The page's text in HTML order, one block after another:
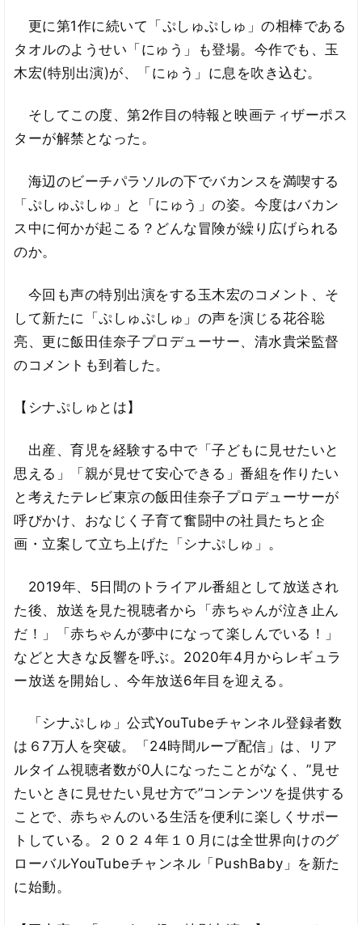
更に第1作に続いて「ぷしゅぷしゅ」の相棒である
タオルのようせい「にゅう」も登場。今作でも、玉
木宏(特別出演)が、「にゅう」に息を吹き込む。
そしてこの度、第2作目の特報と映画ティザーポス
ターが解禁となった。
海辺のビーチパラソルの下でバカンスを満喫する
「ぷしゅぷしゅ」と「にゅう」の姿。今度はバカン
ス中に何かが起こる？どんな冒険が繰り広げられる
のか。
今回も声の特別出演をする玉木宏のコメント、そ
して新たに「ぷしゅぷしゅ」の声を演じる花谷聡
亮、更に飯田佳奈子プロデューサー、清水貴栄監督
のコメントも到着した。
【シナぷしゅとは】
出産、育児を経験する中で「子どもに見せたいと
思える」「親が見せて安心できる」番組を作りたい
と考えたテレビ東京の飯田佳奈子プロデューサーが
呼びかけ、おなじく子育て奮闘中の社員たちと企
画・立案して立ち上げた「シナぷしゅ」。
2019年、5日間のトライアル番組として放送され
た後、放送を見た視聴者から「赤ちゃんが泣き止ん
だ！」「赤ちゃんが夢中になって楽しんでいる！」
などと大きな反響を呼ぶ。2020年4月からレギュラ
ー放送を開始し、今年放送6年目を迎える。
「シナぷしゅ」公式YouTubeチャンネル登録者数
は６7万人を突破。「24時間ループ配信」は、リア
ルタイム視聴者数が0人になったことがなく、”見せ
たいときに見せたい見せ方で”コンテンツを提供する
ことで、赤ちゃんのいる生活を便利に楽しくサポー
トしている。２０２４年１０月には全世界向けのグ
ローバルYouTubeチャンネル「PushBaby」を新た
に始動。